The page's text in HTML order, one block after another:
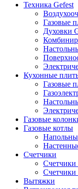
Техника Gefest
Газовые
Духовки
Кухонные
Газовые
Газовые
Газовые котлы
Счетчики
Счетчики
Вытяжки